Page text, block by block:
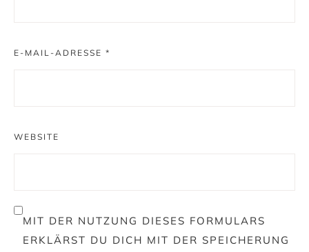
E-MAIL-ADRESSE *
WEBSITE
MIT DER NUTZUNG DIESES FORMULARS
ERKLÄRST DU DICH MIT DER SPEICHERUNG